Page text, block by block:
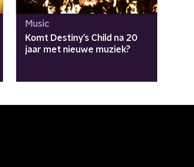
Music
Komt Destiny's Child na 20
jaar met nieuwe muziek?